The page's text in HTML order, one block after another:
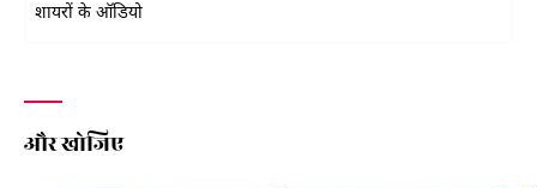
शायरों के ऑडियो
और खोजिए